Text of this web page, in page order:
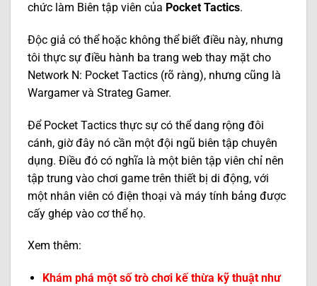
chức làm Biên tập viên của Pocket Tactics.
Độc giả có thể hoặc không thể biết điều này, nhưng
tôi thực sự điều hành ba trang web thay mặt cho
Network N: Pocket Tactics (rõ ràng), nhưng cũng là
Wargamer và Strateg Gamer.
Để Pocket Tactics thực sự có thể dang rộng đôi
cánh, giờ đây nó cần một đội ngũ biên tập chuyên
dụng. Điều đó có nghĩa là một biên tập viên chỉ nên
tập trung vào chơi game trên thiết bị di động, với
một nhân viên có điện thoại và máy tính bảng được
cấy ghép vào cơ thể họ.
Xem thêm:
Khám phá một số trò chơi kế thừa kỹ thuật như